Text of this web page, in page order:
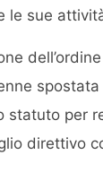
le sue
per
direttivo